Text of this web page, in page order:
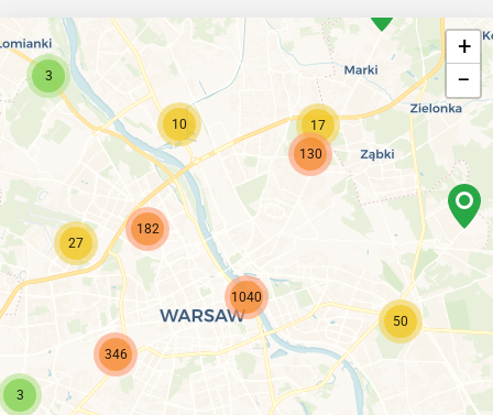
50
1040
182
130
17
346
27
10
3
3
+
−